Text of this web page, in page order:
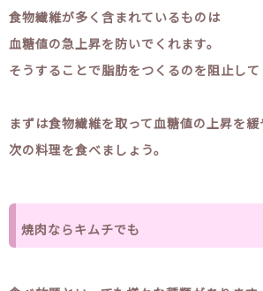
食物繊維が多く含まれているものは
血糖値の急上昇を防いでくれます。
そうすることで脂肪をつくるのを阻止して
まずは食物繊維を取って血糖値の上昇を
次の料理を食べましょう。
焼肉ならキムチでも